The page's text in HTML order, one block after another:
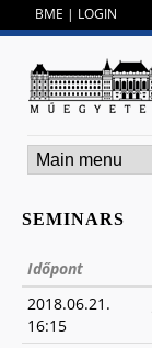
BME | LOGIN
SEMINARS
Időpont
2018.06.21.
16:15